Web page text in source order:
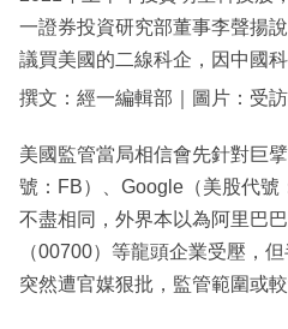
一證券投資研究部董事李聲揚
議買美國的二線科企，因中國
撰文：經一編輯部｜圖片：受
美國監管當局相信會先針對巨
號：FB）、Google（美股代號
不盡相同，外界本以為阿里巴
（00700）等龍頭企業受壓，
突然遭官媒狠批，監管範圍或較